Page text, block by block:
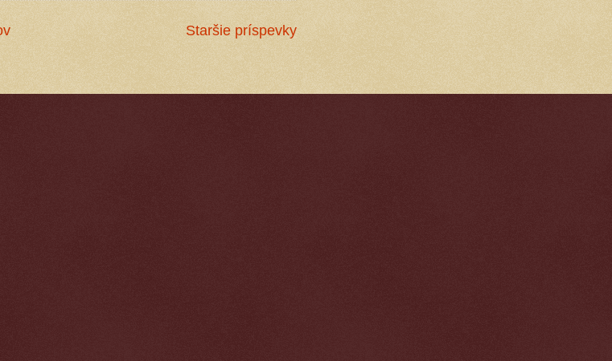
Staršie príspevky